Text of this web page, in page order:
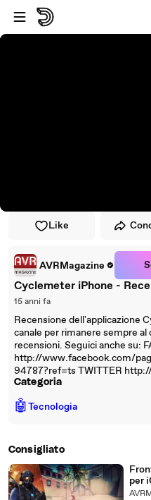
Vai al lettore
Passa al contenuto principale
Like
AVRMagazine
Cyclemeter iPhone -
15 anni fa
Recensione dell'applicazione
canale per rimanere sempre
recensioni. Seguici anche su:
http://www.facebook.com/
94787?ref=ts TWITTER
Categoria
🤖Tecnologia
Consigliato
per